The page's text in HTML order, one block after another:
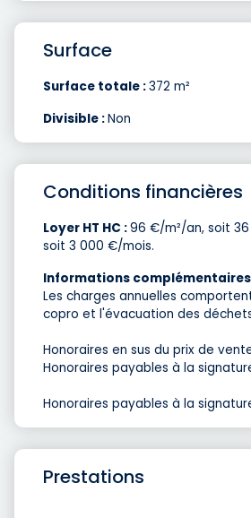
Surface
Surface totale :372 m²
Divisible :Non
Conditions financières
Loyer HT HC :96 €/m²/an, soit
soit 3 000 €/mois.
Informations
Les charges annuelles
copro et l'évacuation des
Honoraires en sus du prix de
Honoraires payables à la
Honoraires payables à la
Prestations